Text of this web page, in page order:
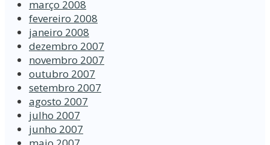
março 2008
fevereiro 2008
janeiro 2008
dezembro 2007
novembro 2007
outubro 2007
setembro 2007
agosto 2007
julho 2007
junho 2007